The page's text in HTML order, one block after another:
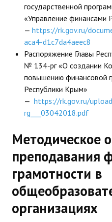
государственной
«Управление финансами
— https://rk.gov.ru/
aca4-d1c7da4aeec8
Распоряжение Главы
№ 134-рг «О создании
повышению финансовой
Республики Крым»
— https://rk.gov.ru/
rg___03042018.pdf
Методическое
преподавания
грамотности в
организациях